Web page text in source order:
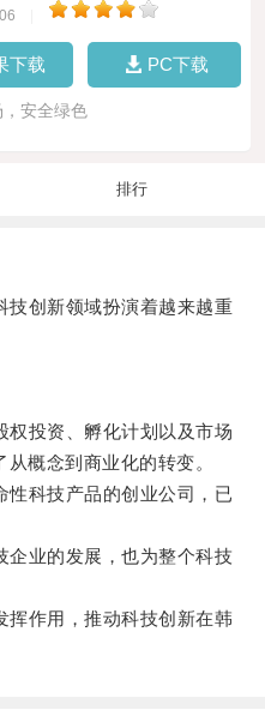
下载 PC下载
安全绿色
排行
创新领域扮演着越来越重
投资、孵化计划以及市场
概念到商业化的转变。
科技产品的创业公司，已
业的发展，也为整个科技
作用，推动科技创新在韩